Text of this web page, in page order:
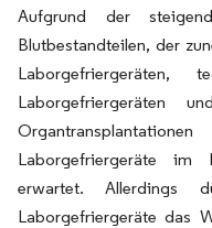
Aufgrund der
Blutbestandteilen, der
Laborgefriergeräten,
Laborgefriergeräten
Laborgefriergeräte im
erwartet. Allerdings
Laborgefriergeräte das